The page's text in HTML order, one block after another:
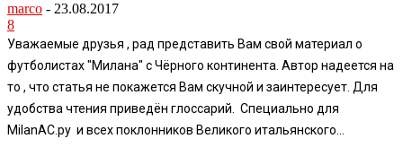
marco - 23.08.2017
8
Уважаемые друзья , рад представить Вам свой материал о
футболистах "Милана" с Чёрного континента. Автор надеется на
то , что статья не покажется Вам скучной и заинтересует. Для
удобства чтения приведён глоссарий. Специально для
MilanAC.ру и всех поклонников Великого итальянского...